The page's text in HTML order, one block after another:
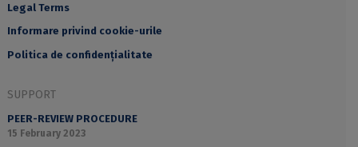
Legal Terms
Informare privind cookie-urile
Politica de confidențialitate
SUPPORT
PEER-REVIEW PROCEDURE
15 February 2023